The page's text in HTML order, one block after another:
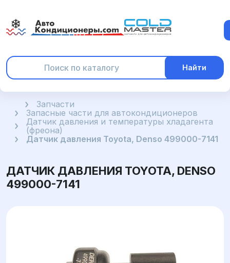
Найти
ГлавнаяЗапчасти
Запасные части для автокондиционеров
Датчик давления и температуры хладагента
(фреона)
Датчик давления Toyota, Denso 499000-7141
ДАТЧИК ДАВЛЕНИЯ TOYOTA, DENSO
499000-7141